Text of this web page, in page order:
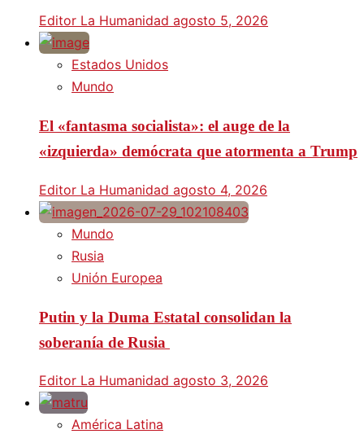
Editor La Humanidad agosto 5, 2026
Estados Unidos
Mundo
El «fantasma socialista»: el auge de la
«izquierda» demócrata que atormenta a Trump
Editor La Humanidad agosto 4, 2026
Mundo
Rusia
Unión Europea
Putin y la Duma Estatal consolidan la
soberanía de Rusia
Editor La Humanidad agosto 3, 2026
América Latina